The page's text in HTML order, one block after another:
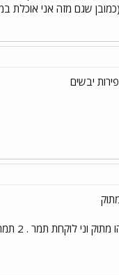
שגם מזה אני אוכלת
יבשים
נקודה יותר בריא משוקולד אפשר גם נשיקות קטנות הציעו לנו בשומרי משקל